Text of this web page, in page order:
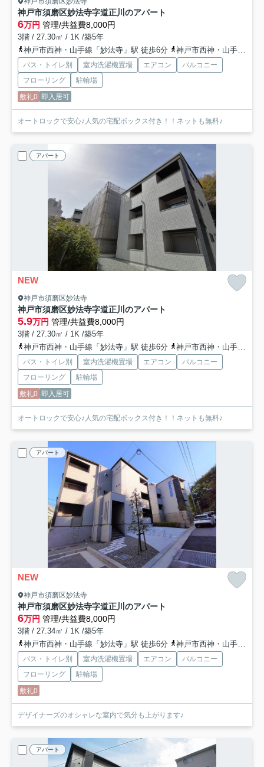
神戸市須磨区妙法寺字道正川のアパート
6万円 管理/共益費8,000円
3階 / 27.30㎡ / 1K /築5年
神戸市西神・山手線「妙法寺」駅 徒歩6分
神戸市西神・山手線「名谷」駅 徒歩24分
バス・トイレ別 室内洗濯機置場 エアコン
バルコニー
フローリング
駐輪場
敷礼0 即入居可
オートロックで安心♪人気の宅配ボックス付き！！ネットも無料♪
アパート
NEW
神戸市須磨区妙法寺
神戸市須磨区妙法寺字道正川のアパート
5.9万円 管理/共益費8,000円
3階 / 27.30㎡ / 1K /築5年
神戸市西神・山手線「妙法寺」駅 徒歩6分
神戸市西神・山手線「名谷」駅 徒歩24分
バス・トイレ別 室内洗濯機置場 エアコン
バルコニー
フローリング
駐輪場
敷礼0 即入居可
オートロックで安心♪人気の宅配ボックス付き！！ネットも無料♪
アパート
NEW
神戸市須磨区妙法寺
神戸市須磨区妙法寺字道正川のアパート
6万円 管理/共益費8,000円
3階 / 27.34㎡ / 1K /築5年
神戸市西神・山手線「妙法寺」駅 徒歩6分
神戸市西神・山手線「名谷」駅 徒歩22分
バス・トイレ別 室内洗濯機置場 エアコン
バルコニー
フローリング
駐輪場
敷礼0
デザイナーズのオシャレな室内で気分も上がります♪
アパート